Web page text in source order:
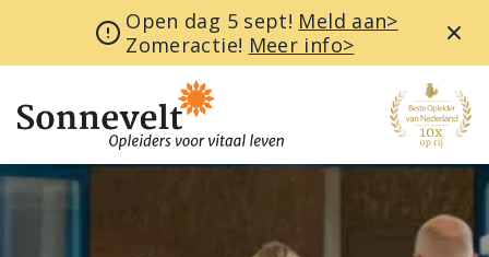
Open dag 5 sept! Meld aan>
Zomeractie! Meer info>